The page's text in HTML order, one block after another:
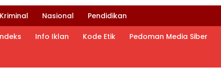
Kriminal Nasional Pendidikan
Info Iklan Kode Etik Pedoman Media Siber